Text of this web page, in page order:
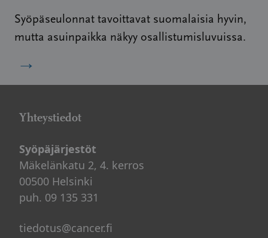
Syöpäseulonnat tavoittavat suomalaisia hyvin,
mutta asuinpaikka näkyy osallistumisluvuissa.
→
Yhteystiedot
Syöpäjärjestöt
Mäkelänkatu 2, 4. kerros
00500 Helsinki
puh. 09 135 331
tiedotus@cancer.fi